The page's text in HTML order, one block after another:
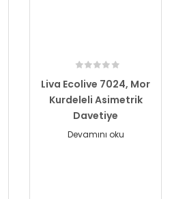
Liva Ecolive 7024, Mor
Kurdeleli Asimetrik
Davetiye
Devamını oku